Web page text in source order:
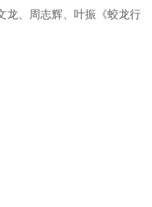
龙、周志辉、叶振《蛟龙行